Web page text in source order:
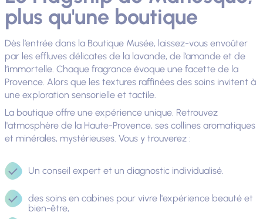
plus qu'une boutique
Dès l’entrée dans la Boutique Musée, laissez-vous envoûter
par les effluves délicates de la lavande, de l’amande et de
l’immortelle. Chaque fragrance évoque une facette de la
Provence. Alors que les textures raffinées des soins invitent à
une exploration sensorielle et tactile.
La boutique offre une expérience unique. Retrouvez
l'atmosphère de la Haute-Provence, ses collines aromatiques
et minérales, mystérieuses. Vous y trouverez :
Un conseil expert et un diagnostic individualisé.
des soins en cabines pour vivre l'expérience beauté et
bien-être,